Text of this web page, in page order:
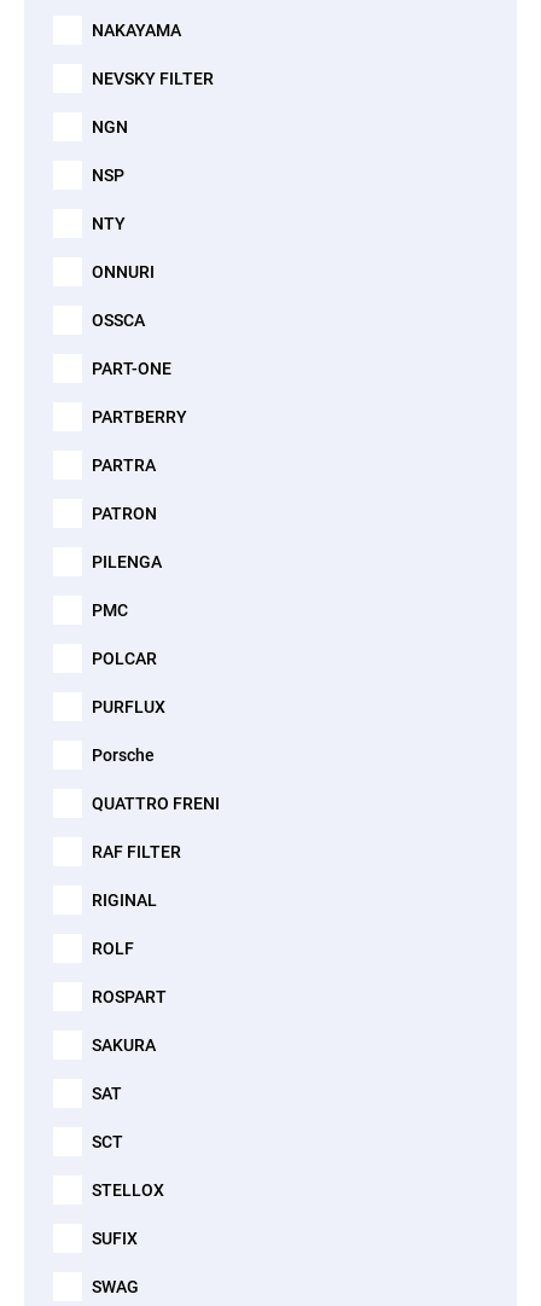
NAKAYAMA
NEVSKY FILTER
NGN
NSP
NTY
ONNURI
OSSCA
PART-ONE
PARTBERRY
PARTRA
PATRON
PILENGA
PMC
POLCAR
PURFLUX
Porsche
QUATTRO FRENI
RAF FILTER
RIGINAL
ROLF
ROSPART
SAKURA
SAT
SCT
STELLOX
SUFIX
SWAG